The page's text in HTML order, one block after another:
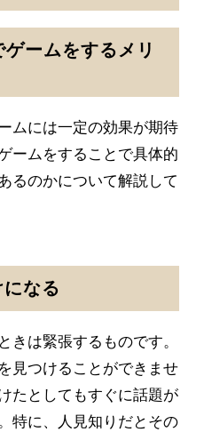
ームをするメリ
ムには一定の効果が期待
ームをすることで具体的
るのかについて解説して
なる
きは緊張するものです。
見つけることができませ
たとしてもすぐに話題が
特に、人見知りだとその